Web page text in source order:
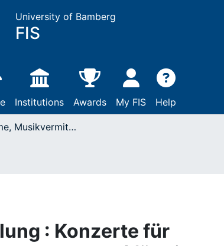
University of Bamberg
FIS
Institutions Awards My FIS Help
Spielräume, Musikvermittlung : Konzerte für Kinder ; entwickeln, gestalten, erleben / für die Jeunesses Musicales Deutschland hrsg. von Barbara Stiller : Regensburg, 2002
: Konzerte für